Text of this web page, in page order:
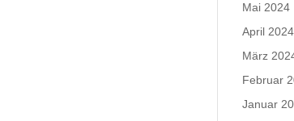
Mai 2024
April 2024
März
Februar
Januar